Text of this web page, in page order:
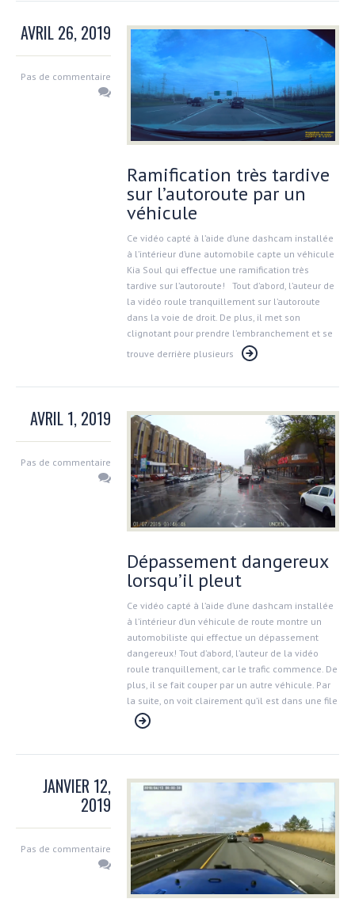
AVRIL 26, 2019
Pas de commentaire
Ramification très tardive
sur l’autoroute par un
véhicule
Ce vidéo capté à l’aide d’une dashcam installée
à l’intérieur d’une automobile capte un véhicule
Kia Soul qui effectue une ramification très
tardive sur l’autoroute! Tout d’abord, l’auteur de
la vidéo roule tranquillement sur l’autoroute
dans la voie de droit. De plus, il met son
clignotant pour prendre l’embranchement et se
trouve derrière plusieurs
AVRIL 1, 2019
Pas de commentaire
Dépassement dangereux
lorsqu’il pleut
Ce vidéo capté à l’aide d’une dashcam installée
à l’intérieur d’un véhicule de route montre un
automobiliste qui effectue un dépassement
dangereux! Tout d’abord, l’auteur de la vidéo
roule tranquillement, car le trafic commence. De
plus, il se fait couper par un autre véhicule. Par
la suite, on voit clairement qu’il est dans une file
JANVIER 12,
2019
Pas de commentaire